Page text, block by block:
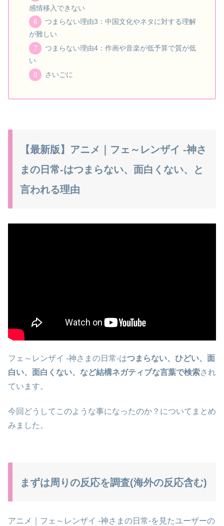
感情移入できない
つまらない理由3：中国文化やネタに対する理解
が難しい
つまらない理由4：作画や音楽が低予算で質が低
い
さいごに
【最新版】アニメ｜フェ～レンザイ -神さ
まの日常-はつまらない、面白くない、と
言われる理由
フェ～レンザイ -神さまの日常-はつまらない、ひどい、面
白い、面白くない、など結構ネガティブな言葉で検索され
ています。
今回どうしてこのような事になったのか？についてまとめ
みました。
まずは周りの反応を調査(海外の反応含む)
アニメ｜フェ～レンザイ -神さまの日常-を見たユーザーの